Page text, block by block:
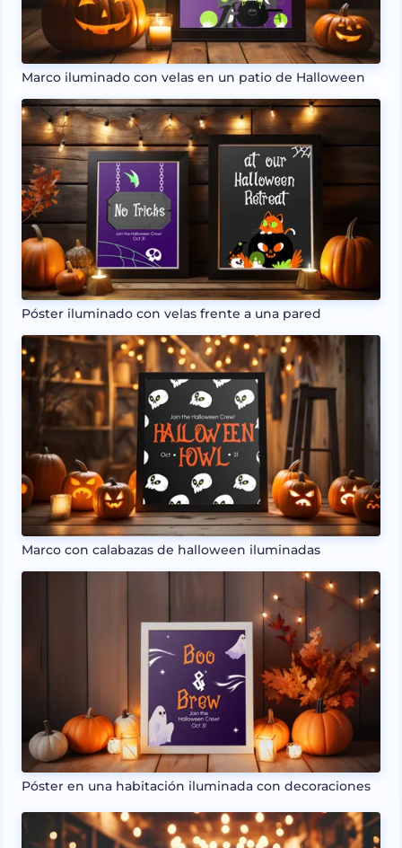
Marco iluminado con velas en un patio de Halloween
Póster iluminado con velas frente a una pared
Marco con calabazas de halloween iluminadas
Póster en una habitación iluminada con decoraciones